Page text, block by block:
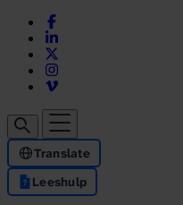
Translate
Leeshulp